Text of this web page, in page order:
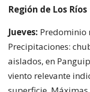
Región de Los Ríos
Jueves: Predominio
Precipitaciones:
aislados, en
viento relevante